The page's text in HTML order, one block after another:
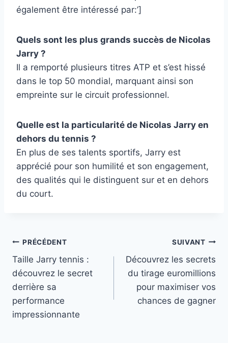
également être intéressé par:’]
Quels sont les plus grands succès de Nicolas
Jarry ?
Il a remporté plusieurs titres ATP et s’est hissé
dans le top 50 mondial, marquant ainsi son
empreinte sur le circuit professionnel.
Quelle est la particularité de Nicolas Jarry en
dehors du tennis ?
En plus de ses talents sportifs, Jarry est
apprécié pour son humilité et son engagement,
des qualités qui le distinguent sur et en dehors
du court.
Navigation
de
l’article
PRÉCÉDENT
Taille Jarry tennis :
découvrez le secret
derrière sa
performance
impressionnante
SUIVANT
Découvrez les secrets
du tirage euromillions
pour maximiser vos
chances de gagner